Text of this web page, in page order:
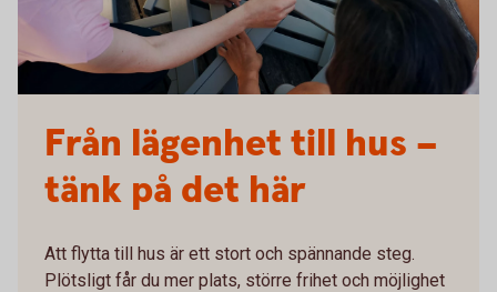
Från lägenhet till hus –
tänk på det här
Att flytta till hus är ett stort och spännande steg.
Plötsligt får du mer plats, större frihet och möjlighet